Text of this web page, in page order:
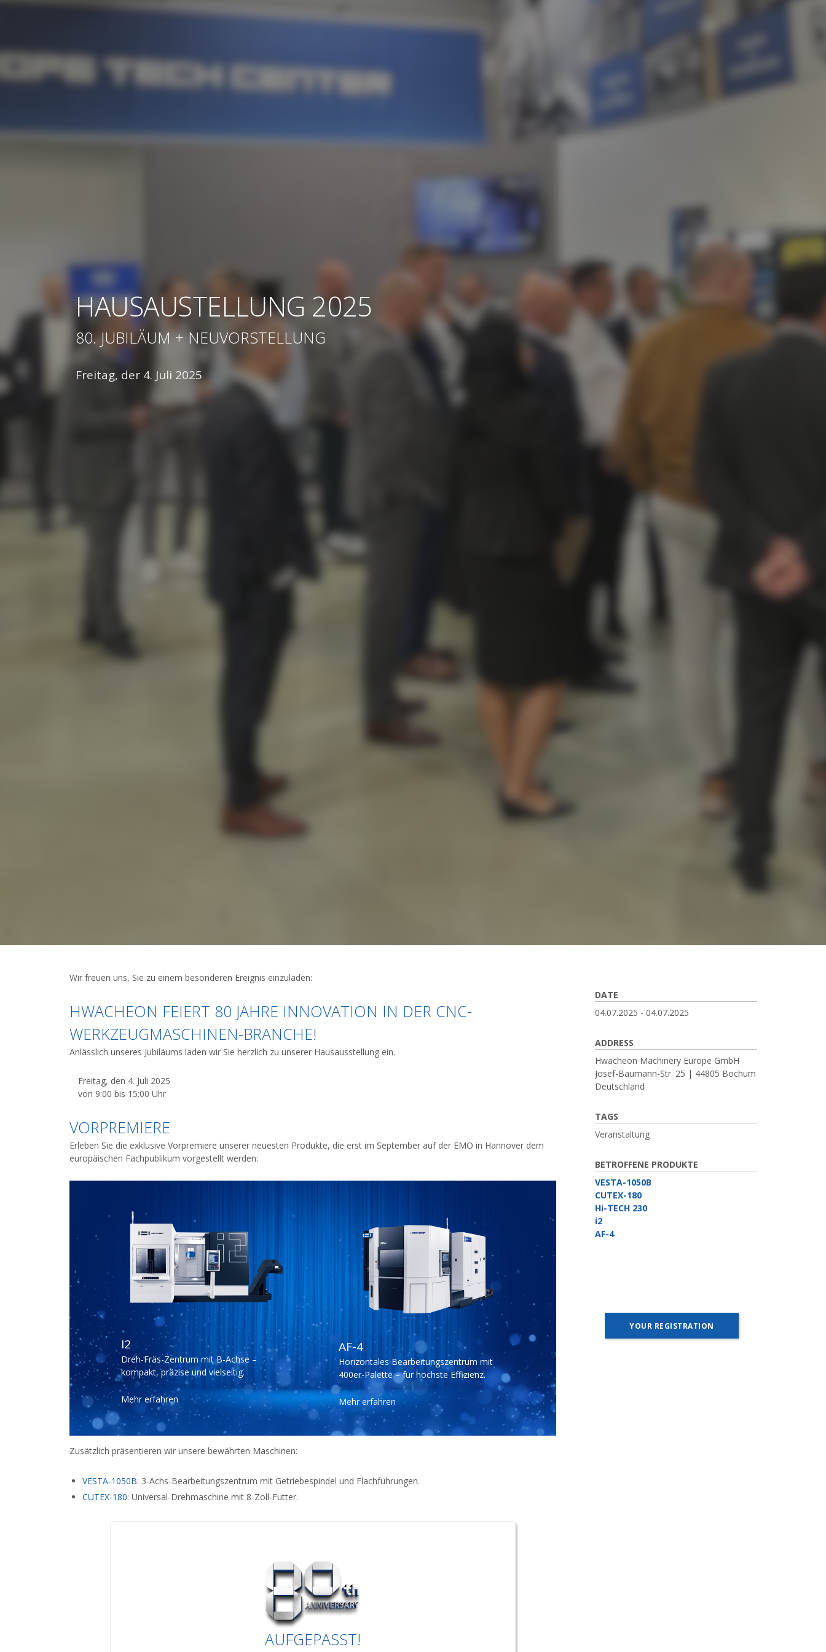
HAUSAUSTELLUNG 2025
80. JUBILÄUM + NEUVORSTELLUNG
Freitag, der 4. Juli 2025
Wir freuen uns, Sie zu einem besonderen Ereignis einzuladen:
HWACHEON FEIERT 80 JAHRE INNOVATION IN DER CNC-
WERKZEUGMASCHINEN-BRANCHE!
Anlässlich unseres Jubiläums laden wir Sie herzlich zu unserer Hausausstellung ein.
Freitag, den 4. Juli 2025
von 9:00 bis 15:00 Uhr
VORPREMIERE
Erleben Sie die exklusive Vorpremiere unserer neuesten Produkte, die erst im September auf der EMO in Hannover dem
europäischen Fachpublikum vorgestellt werden:
I2
Dreh-Fräs-Zentrum mit B-Achse –
kompakt, präzise und vielseitig.
Mehr erfahren
AF-4
Horizontales Bearbeitungszentrum mit
400er-Palette – für höchste Effizienz.
Mehr erfahren
Zusätzlich präsentieren wir unsere bewährten Maschinen:
VESTA-1050B: 3-Achs-Bearbeitungszentrum mit Getriebespindel und Flachführungen.
CUTEX-180: Universal-Drehmaschine mit 8-Zoll-Futter.
AUFGEPASST!
DATE
04.07.2025 - 04.07.2025
ADDRESS
Hwacheon Machinery Europe GmbH
Josef-Baumann-Str. 25 | 44805 Bochum
Deutschland
TAGS
Veranstaltung
BETROFFENE PRODUKTE
VESTA-1050B
CUTEX-180
Hi-TECH 230
i2
AF-4
YOUR REGISTRATION